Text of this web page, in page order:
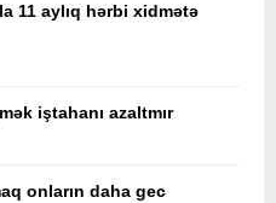
11 aylıq hərbi xidmətə
iştahanı azaltmır
onların daha gec